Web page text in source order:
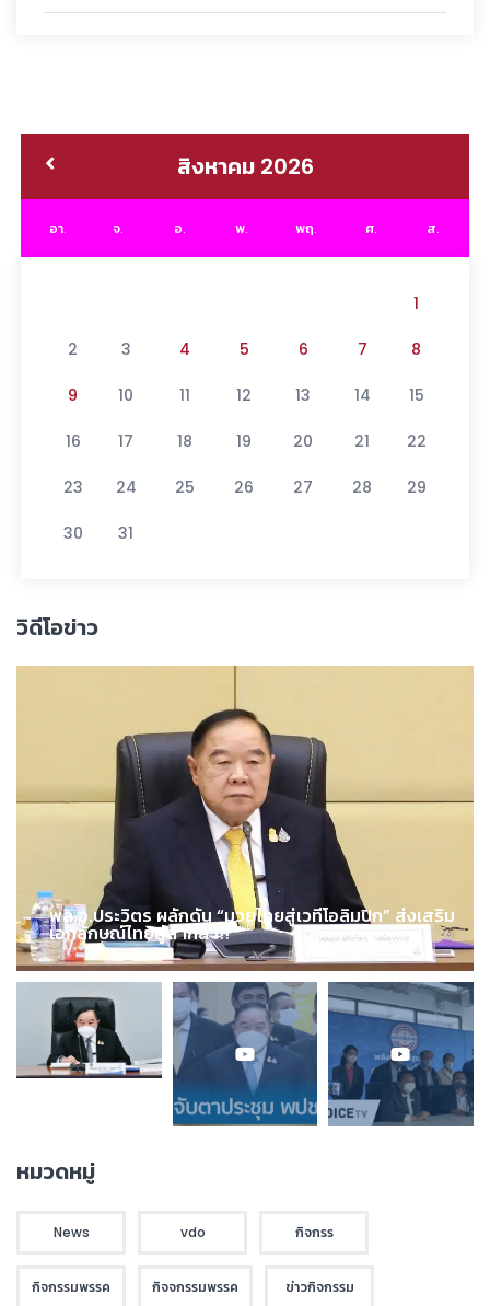
สิงหาคม 2026
อา. จ. อ. พ. พฤ. ศ. ส.
1
2 3 4 5 6 7 8
9 10 11 12 13 14 15
16 17 18 19 20 21 22
23 24 25 26 27 28 29
30 31
วิดีโอข่าว
พล.อ.ประวิตร ผลักดัน “มวยไทยสู่เวทีโอลิมปิก” ส่งเสริม
เอกลักษณ์ไทยสู่สากล !!!
หมวดหมู่
News vdo กิจกรร
กิจกรรมพรรค กิจจกรรมพรรค ข่าวกิจกรรม